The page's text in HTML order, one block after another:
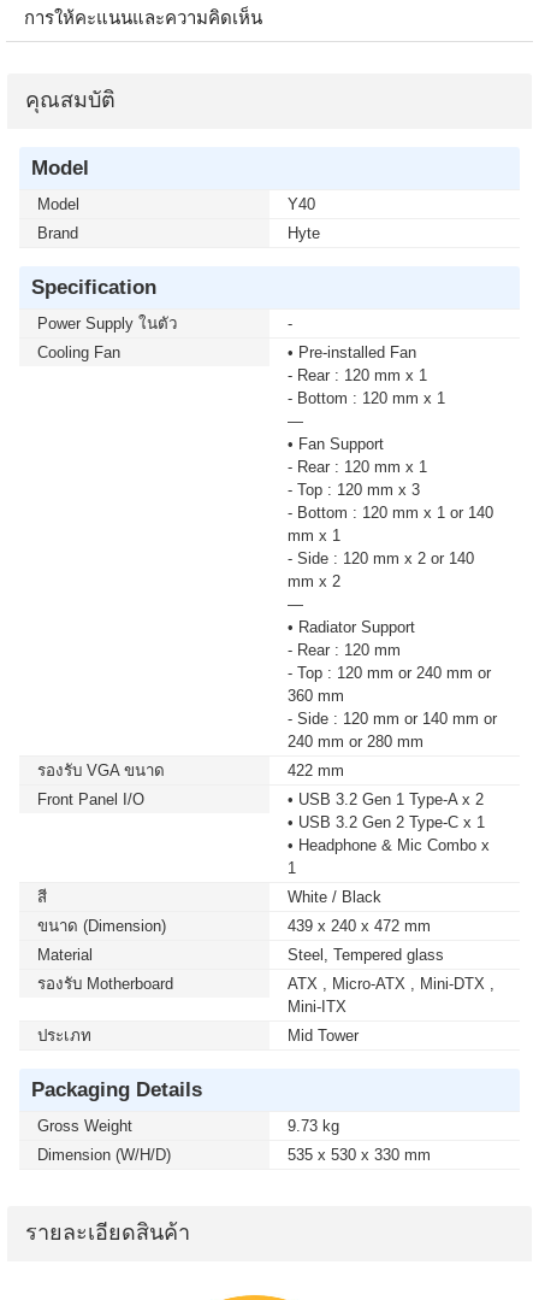
การให้คะแนนและความคิดเห็น
คุณสมบัติ
Model
Model
Y40
Brand
Hyte
Specification
Power Supply ในตัว
-
Cooling Fan
• Pre-installed Fan
- Rear : 120 mm x 1
- Bottom : 120 mm x 1
—
• Fan Support
- Rear : 120 mm x 1
- Top : 120 mm x 3
- Bottom : 120 mm x 1 or 140
mm x 1
- Side : 120 mm x 2 or 140
mm x 2
—
• Radiator Support
- Rear : 120 mm
- Top : 120 mm or 240 mm or
360 mm
- Side : 120 mm or 140 mm or
240 mm or 280 mm
รองรับ VGA ขนาด
422 mm
Front Panel I/O
• USB 3.2 Gen 1 Type-A x 2
• USB 3.2 Gen 2 Type-C x 1
• Headphone & Mic Combo x
1
สี
White / Black
ขนาด (Dimension)
439 x 240 x 472​ mm
Material
Steel, Tempered glass
รองรับ Motherboard
ATX , Micro-ATX , Mini-DTX ,
Mini-ITX
ประเภท
Mid Tower
Packaging Details
Gross Weight
9.73 kg
Dimension (W/H/D)
535 x 530 x 330 mm
รายละเอียดสินค้า